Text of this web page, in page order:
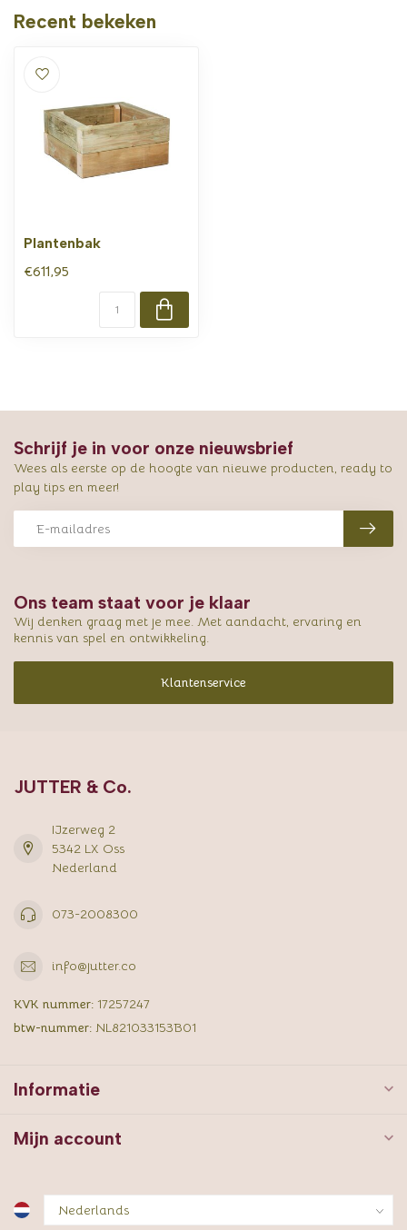
Recent bekeken
Plantenbak
€611,95
Ons team staat voor je klaar
Wij denken graag met je mee. Met aandacht, ervaring en
kennis van spel en ontwikkeling.
Klantenservice
Schrijf je in voor onze nieuwsbrief
Wees als eerste op de hoogte van nieuwe producten, ready to
play tips en meer!
JUTTER & Co.
IJzerweg 2
5342 LX Oss
Nederland
073-2008300
info@jutter.co
KVK nummer: 17257247
btw-nummer: NL821033153B01
Informatie
Mijn account